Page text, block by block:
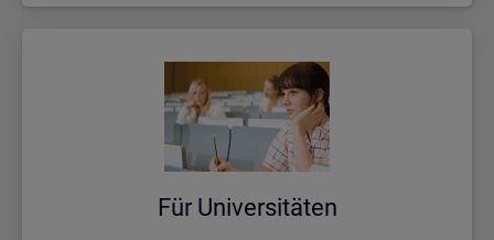
Für Uni­ver­si­tä­ten